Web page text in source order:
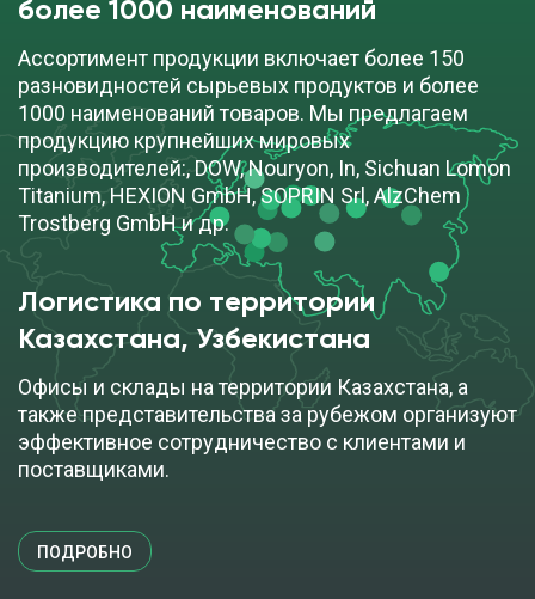
более 1000 наименований
Ассортимент продукции включает более 150
разновидностей сырьевых продуктов и более
1000 наименований товаров. Мы предлагаем
продукцию крупнейших мировых
производителей:, DOW, Nouryon, In, Sichuan Lomon
Titanium, HEXION GmbH, SOPRIN Srl, AlzChem
Trostberg GmbH и др.
Логистика по территории
Казахстана, Узбекистана
Офисы и склады на территории Казахстана, а
также представительства за рубежом организуют
эффективное сотрудничество с клиентами и
поставщиками.
ПОДРОБНО